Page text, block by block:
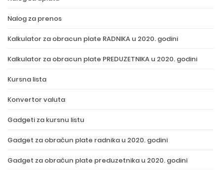
Nalog za prenos
Kalkulator za obracun plate RADNIKA u 2020. godini
Kalkulator za obracun plate PREDUZETNIKA u 2020. godini
Kursna lista
Konvertor valuta
Gadgeti za kursnu listu
Gadget za obračun plate radnika u 2020. godini
Gadget za obračun plate preduzetnika u 2020. godini